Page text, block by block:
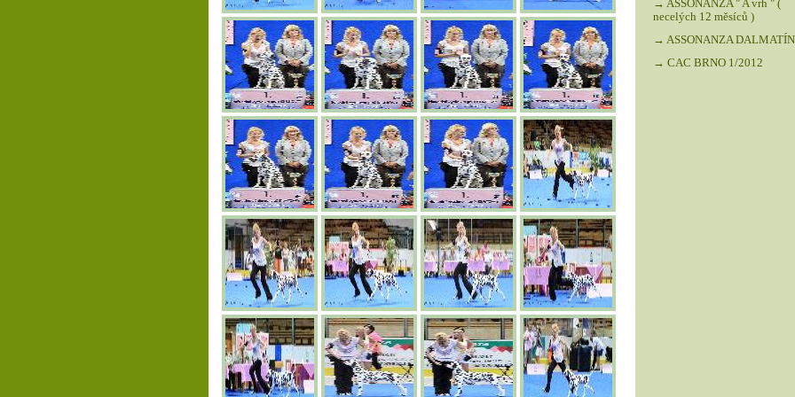
→ ASSONANZA " A vrh " (
necelých 12 měsíců )
→ ASSONANZA
→ CAC BRNO 1/2012